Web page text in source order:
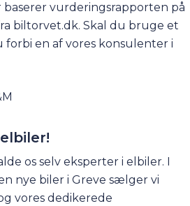
baserer vurderingsrapporten på
biltorvet.dk. Skal du bruge et
forbi en af vores konsulenter i
kan gennemgå bilen.
i sinde at købe en ny bil hos os
os selv eksperter i elbiler. I
nye biler i Greve sælger vi
vores dedikerede